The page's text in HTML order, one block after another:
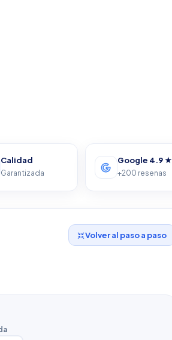
Calidad
Garantizada
Google 4.9 ★
+200 resenas
Volver al paso a paso